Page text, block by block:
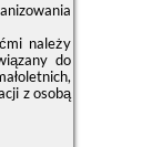
należy
do
z osobą